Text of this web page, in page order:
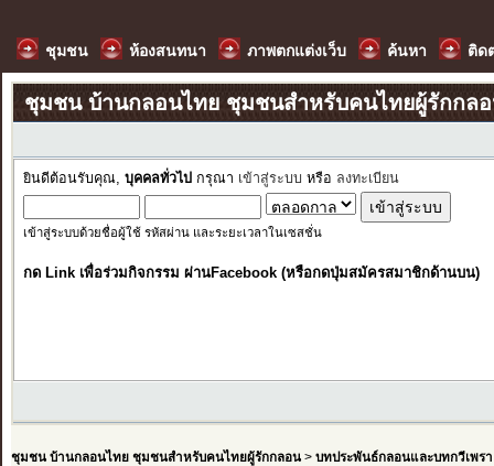
ชุมชน ห้องสนทนา ภาพตกแต่งเว็บ ค้นหา ติด
ชุมชน บ้านกลอนไทย ชุมชนสำหรับคนไทยผู้รักกล
ยินดีต้อนรับคุณ, บุคคลทั่วไป กรุณา เข้าสู่ระบบ หรือ ลงทะเบียน
เข้าสู่ระบบด้วยชื่อผู้ใช้ รหัสผ่าน และระยะเวลาในเซสชั่น
กด Link เพื่อร่วมกิจกรรม ผ่านFacebook (หรือกดปุ่มสมัครสมาชิกด้านบน)
ชุมชน บ้านกลอนไทย ชุมชนสำหรับคนไทยผู้รักกลอน> บทประพันธ์กลอนและบทกวีเพรา